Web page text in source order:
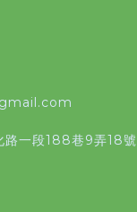
路一段188巷9弄18號